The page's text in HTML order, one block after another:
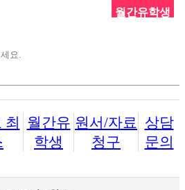
최
월간유
학생
원서/자료
청구
상담
문의
월간유학생